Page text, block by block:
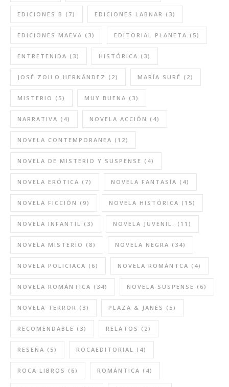
EDICIONES B (7) EDICIONES LABNAR (3)
EDICIONES MAEVA (3) EDITORIAL PLANETA (5)
ENTRETENIDA (3) HISTÓRICA (3)
JOSÉ ZOILO HERNÁNDEZ (2) MARÍA SURÉ (2)
MISTERIO (5) MUY BUENA (3)
NARRATIVA (4) NOVELA ACCIÓN (4)
NOVELA CONTEMPORANEA (12)
NOVELA DE MISTERIO Y SUSPENSE (4)
NOVELA ERÓTICA (7) NOVELA FANTASÍA (4)
NOVELA FICCIÓN (9) NOVELA HISTÓRICA (15)
NOVELA INFANTIL (3) NOVELA JUVENIL. (11)
NOVELA MISTERIO (8) NOVELA NEGRA (34)
NOVELA POLICIACA (6) NOVELA ROMÁNTCA (4)
NOVELA ROMÁNTICA (34) NOVELA SUSPENSE (6)
NOVELA TERROR (3) PLAZA & JANÉS (5)
RECOMENDABLE (3) RELATOS (2)
RESEÑA (5) ROCAEDITORIAL (4)
ROCA LIBROS (6) ROMÁNTICA (4)